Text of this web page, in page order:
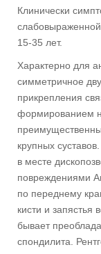
Клинически
слабовыраженной
15-35 лет.
Характерно для
симметричное
прикрепления
формированием
крупных
в месте
повреждениями
по переднему
кисти и запястья
бывает
спондилита.